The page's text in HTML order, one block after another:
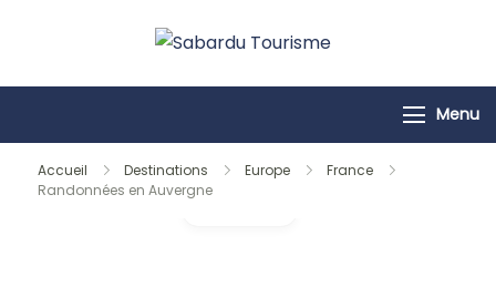
Tourisme
Menu
Accueil Destinations Europe
France
Randonnées en Auvergne